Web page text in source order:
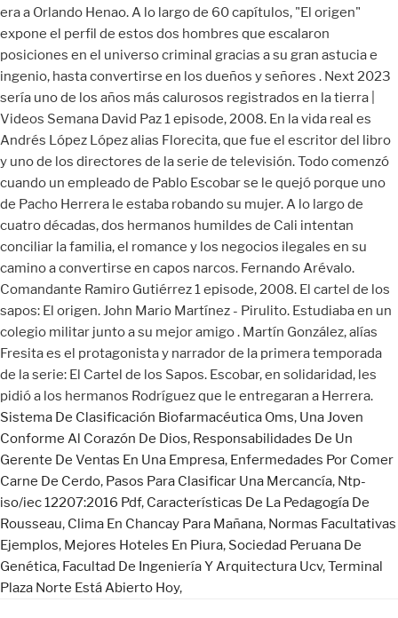
era a Orlando Henao. A lo largo de 60 capítulos, "El origen"
expone el perfil de estos dos hombres que escalaron
posiciones en el universo criminal gracias a su gran astucia e
ingenio, hasta convertirse en los dueños y señores . Next 2023
sería uno de los años más calurosos registrados en la tierra |
Videos Semana David Paz 1 episode, 2008. En la vida real es
Andrés López López alias Florecita, que fue el escritor del libro
y uno de los directores de la serie de televisión. Todo comenzó
cuando un empleado de Pablo Escobar se le quejó porque uno
de Pacho Herrera le estaba robando su mujer. A lo largo de
cuatro décadas, dos hermanos humildes de Cali intentan
conciliar la familia, el romance y los negocios ilegales en su
camino a convertirse en capos narcos. Fernando Arévalo.
Comandante Ramiro Gutiérrez 1 episode, 2008. El cartel de los
sapos: El origen. John Mario Martínez - Pirulito. Estudiaba en un
colegio militar junto a su mejor amigo . Martín González, alías
Fresita es el protagonista y narrador de la primera temporada
de la serie: El Cartel de los Sapos. Escobar, en solidaridad, les
pidió a los hermanos Rodríguez que le entregaran a Herrera.
Sistema De Clasificación Biofarmacéutica Oms, Una Joven
Conforme Al Corazón De Dios, Responsabilidades De Un
Gerente De Ventas En Una Empresa, Enfermedades Por Comer
Carne De Cerdo, Pasos Para Clasificar Una Mercancía, Ntp-
iso/iec 12207:2016 Pdf, Características De La Pedagogía De
Rousseau, Clima En Chancay Para Mañana, Normas Facultativas
Ejemplos, Mejores Hoteles En Piura, Sociedad Peruana De
Genética, Facultad De Ingeniería Y Arquitectura Ucv,Terminal
Plaza Norte Está Abierto Hoy,